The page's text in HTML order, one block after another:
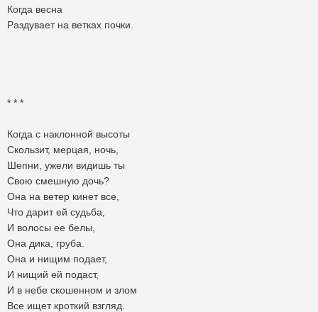
Когда весна
Раздувает на ветках почки.
* * *
Когда с наклонной высоты
Скользит, мерцая, ночь,
Шепни, ужели видишь ты
Свою смешную дочь?
Она на ветер кинет все,
Что дарит ей судьба,
И волосы ее белы,
Она дика, груба.
Она и нищим подает,
И нищий ей подаст,
И в небе скошенном и злом
Все ищет кроткий взгляд.